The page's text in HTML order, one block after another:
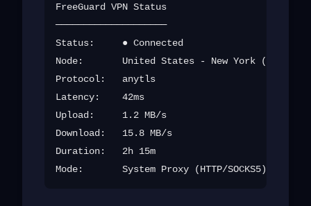
FreeGuard VPN Status
────────────────────
Status:     ● Connected
Node:       United States - New York (us-new-
Protocol:   anytls
Latency:    42ms
Upload:     1.2 MB/s
Download:   15.8 MB/s
Duration:   2h 15m